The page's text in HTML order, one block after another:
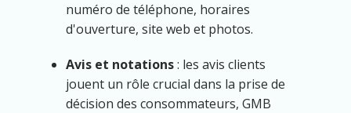
numéro de téléphone, horaires
d'ouverture, site web et photos.
Avis et notations: les avis clients
jouent un rôle crucial dans la prise de
décision des consommateurs, GMB